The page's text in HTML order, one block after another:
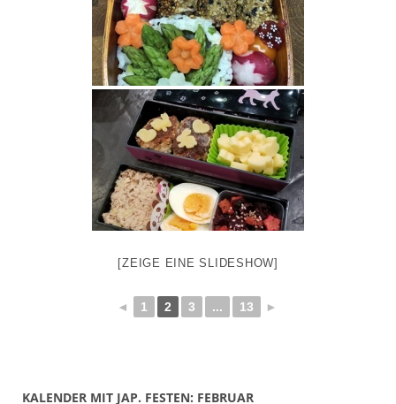
[ZEIGE EINE SLIDESHOW]
◄ 1 2 3 ... 13 ►
KALENDER MIT JAP. FESTEN: FEBRUAR